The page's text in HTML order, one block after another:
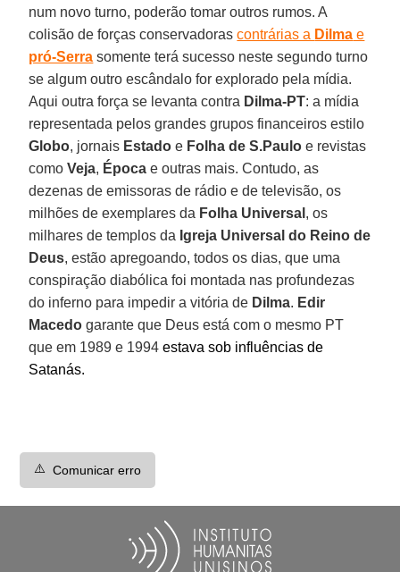
num novo turno, poderão tomar outros rumos. A
colisão de forças conservadorascontrárias a Dilma e
pró-Serra somente terá sucesso neste segundo turno
se algum outro escândalo for explorado pela mídia.
Aqui outra força se levanta contra Dilma-PT: a mídia
representada pelos grandes grupos financeiros estilo
Globo, jornais Estadoe Folha de S.Paulo e revistas
comoVeja, Época e outras mais. Contudo, as
dezenas de emissoras de rádio e de televisão, os
milhões de exemplares da Folha Universal , os
milhares de templos da Igreja Universal do Reino de
Deus, estão apregoando, todos os dias, que uma
conspiração diabólica foi montada nas profundezas
do inferno para impedir a vitória de Dilma. Edir
Macedo garante que Deus está com o mesmo PT
que em 1989 e 1994estava sob influências de
Satanás.
⚠️ Comunicar erro